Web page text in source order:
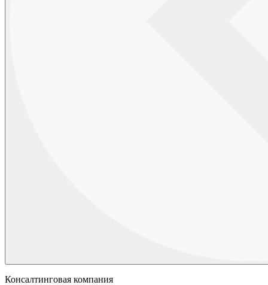
Консалтинговая компания